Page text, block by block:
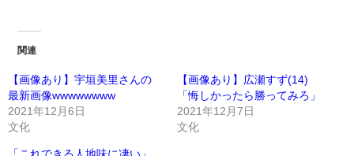
関連
【画像あり】宇垣美里さんの
最新画像wwwwwwww
2021年12月6日
文化
【画像あり】広瀬すず(14)
「悔しかったら勝ってみろ」
2021年12月7日
文化